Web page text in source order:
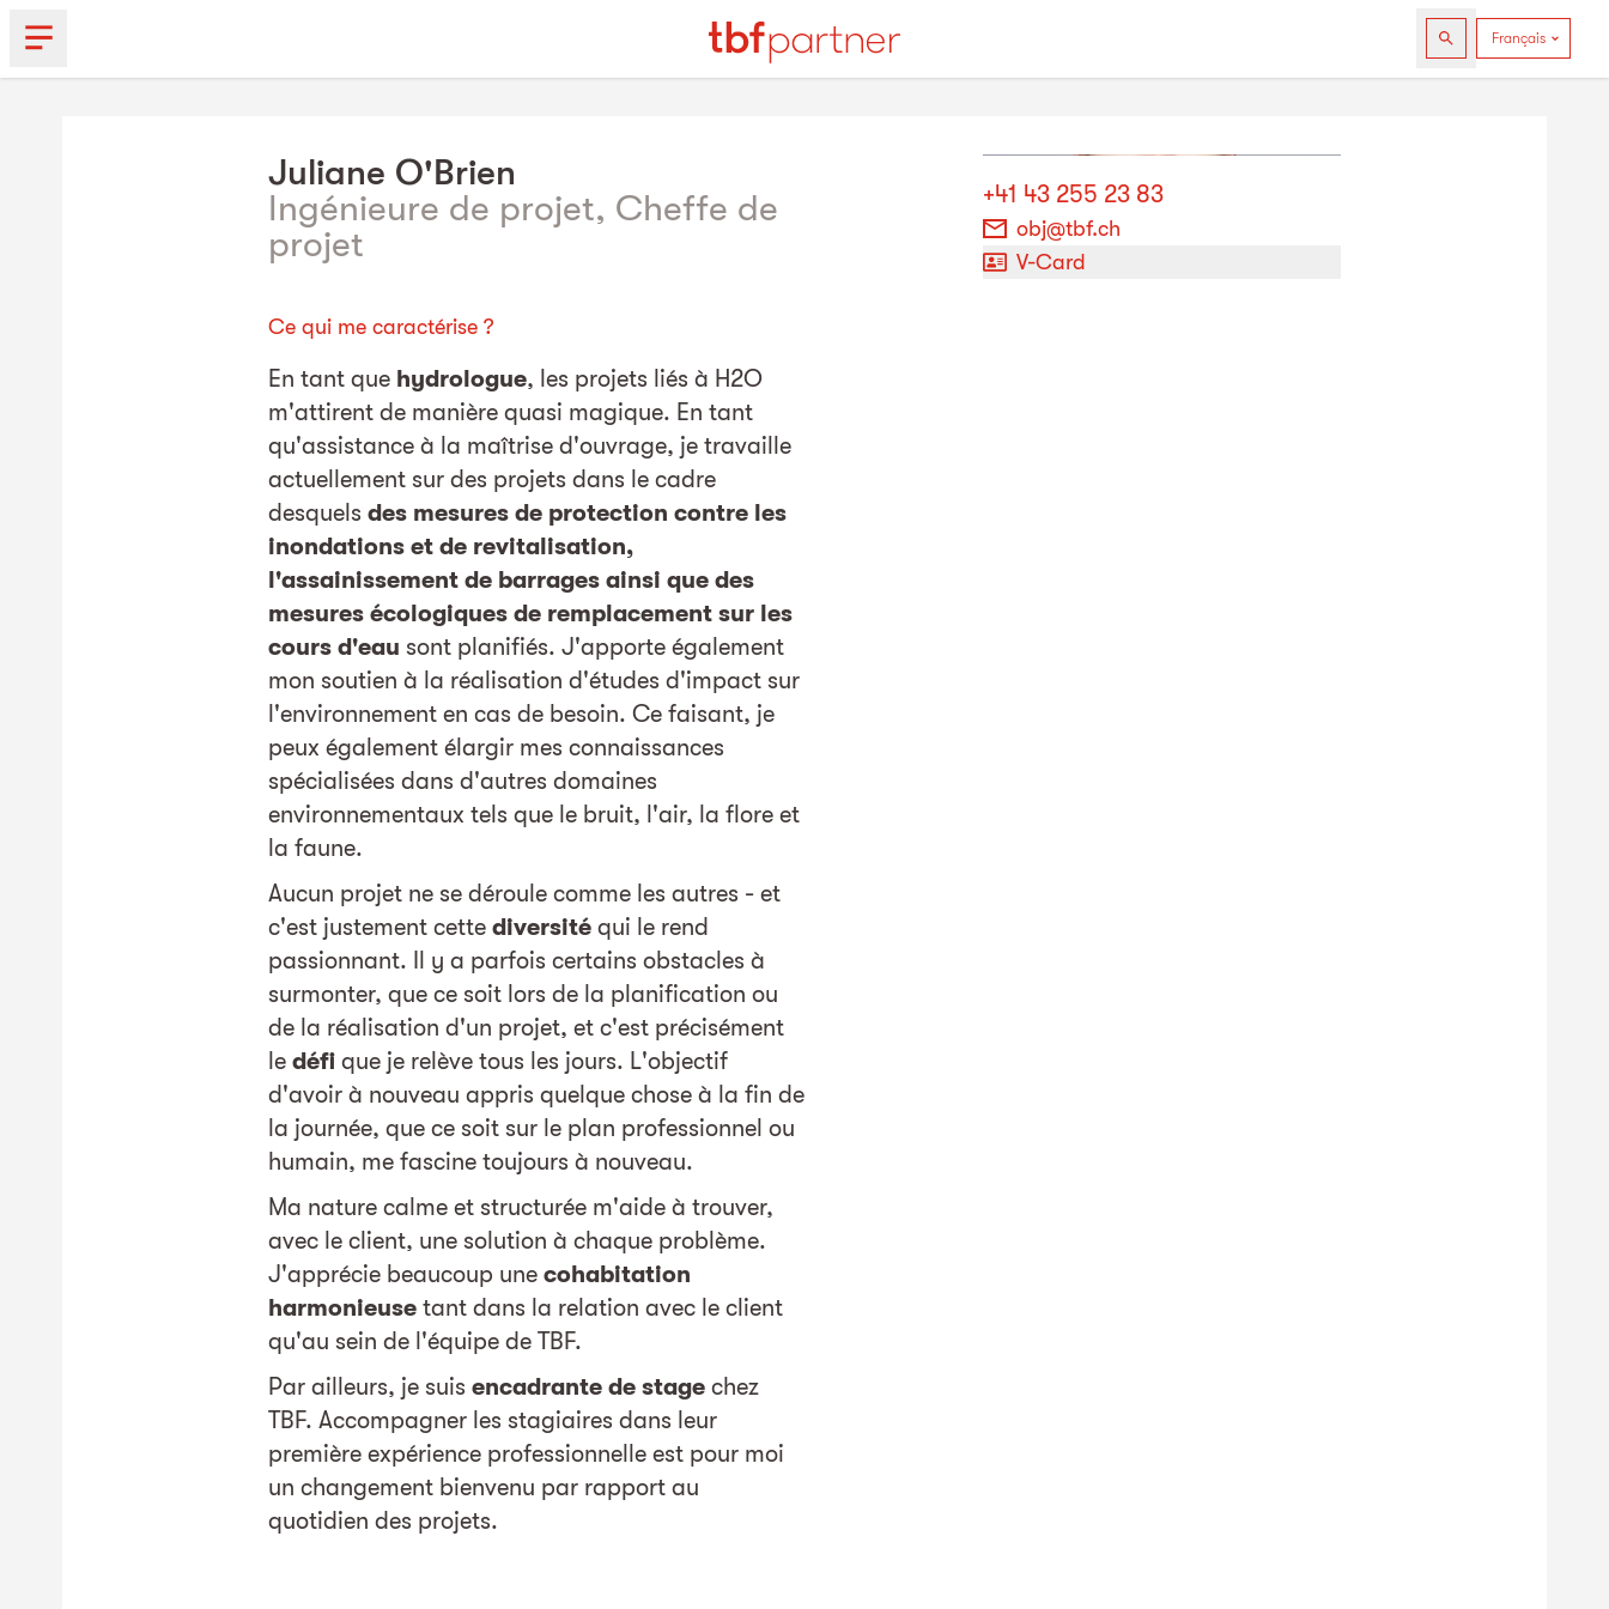
Juliane O'Brien
Ingénieure de projet, Cheffe de
projet
Ce qui me caractérise ?
En tant que hydrologue, les projets liés à H2O
m'attirent de manière quasi magique. En tant
qu'assistance à la maîtrise d'ouvrage, je travaille
actuellement sur des projets dans le cadre
desquels des mesures de protection contre les
inondations et de revitalisation,
l'assainissement de barrages ainsi que des
mesures écologiques de remplacement sur les
cours d'eau sont planifiés. J'apporte également
mon soutien à la réalisation d'études d'impact sur
l'environnement en cas de besoin. Ce faisant, je
peux également élargir mes connaissances
spécialisées dans d'autres domaines
environnementaux tels que le bruit, l'air, la flore et
la faune.
Aucun projet ne se déroule comme les autres - et
c'est justement cette diversité qui le rend
passionnant. Il y a parfois certains obstacles à
surmonter, que ce soit lors de la planification ou
de la réalisation d'un projet, et c'est précisément
le défi que je relève tous les jours. L'objectif
d'avoir à nouveau appris quelque chose à la fin de
la journée, que ce soit sur le plan professionnel ou
humain, me fascine toujours à nouveau.
Ma nature calme et structurée m'aide à trouver,
avec le client, une solution à chaque problème.
J'apprécie beaucoup une cohabitation
harmonieuse tant dans la relation avec le client
qu'au sein de l'équipe de TBF.
Par ailleurs, je suis encadrante de stage chez
TBF. Accompagner les stagiaires dans leur
première expérience professionnelle est pour moi
un changement bienvenu par rapport au
quotidien des projets.
+41 43 255 23 83
obj@tbf.ch
V-Card